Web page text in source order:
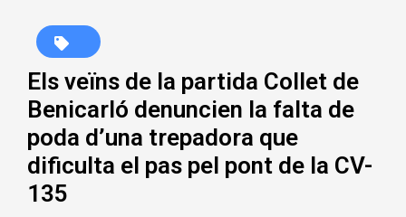
Els veïns de la partida Collet de
Benicarló denuncien la falta de
poda d’una trepadora que
dificulta el pas pel pont de la CV-
135